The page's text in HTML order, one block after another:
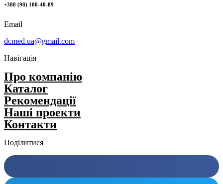
+380 (98) 100-40-89
Email
dcmed.ua@gmail.com
Навігація
Про компанію
Каталог
Рекомендації
Нашi проекти
Контакти
Поділитися